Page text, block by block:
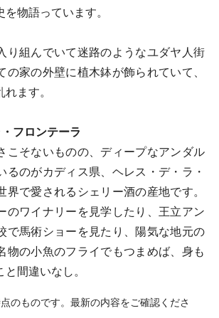
物語っています。
り組んでいて迷路のようなユダヤ人街
の家の外壁に植木鉢が飾られていて、
ます。
フロンテーラ
こそないものの、ディープなアンダル
るのがカディス県、ヘレス・デ・ラ・
界で愛されるシェリー酒の産地です。
のワイナリーを見学したり、王立アン
で馬術ショーを見たり、陽気な地元の
物の小魚のフライでもつまめば、身も
間違いなし。
のものです。最新の内容をご確認くださ